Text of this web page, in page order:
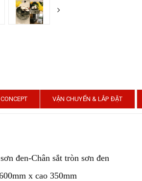
VẬN CHUYỂN & LẮP ĐẶT
đen-Chân sắt tròn sơn đen
x cao 350mm